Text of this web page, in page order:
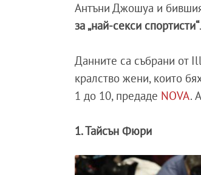
Антъни Джошуа и
за „най-секси спортисти“.
Данните са събрани от
кралство жени, които
1 до 10, предаде NOVA.
1. Тайсън Фюри